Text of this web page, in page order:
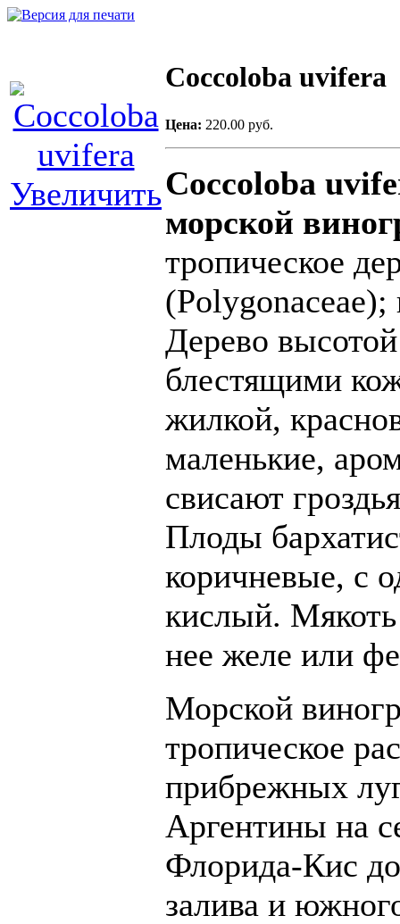
Увеличить
Coccoloba uvifera
Цена: 220.00 руб.
Coccoloba
морской
тропическое
(Polygonaceae);
Дерево
блестящими
жилкой,
маленькие,
свисают
Плоды
коричневые, с
кислый.
нее желе или
Морской
тропическое
прибрежных
Аргентины на
Флорида-Кис
залива и